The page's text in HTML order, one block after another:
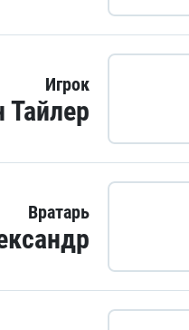
Игрок
Тайлер
Вратарь